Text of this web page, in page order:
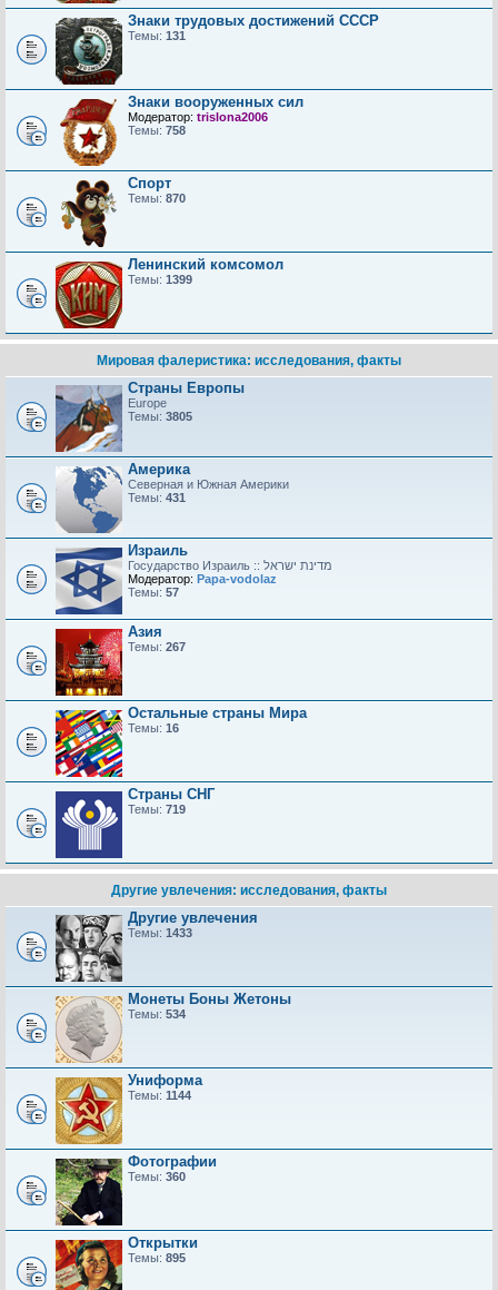
Знаки трудовых достижений CCCP
Темы: 131
Знаки вооруженных сил
Модератор: trislona2006
Темы: 758
Спорт
Темы: 870
Ленинский комсомол
Темы: 1399
Мировая фалеристика: исследования, факты
Страны Европы
Europe
Темы: 3805
Америка
Северная и Южная Америки
Темы: 431
Израиль
Модератор: Papa-vodolaz
Темы: 57
Азия
Темы: 267
Остальные страны Мира
Темы: 16
Страны СНГ
Темы: 719
Другие увлечения: исследования, факты
Другие увлечения
Темы: 1433
Монеты Боны Жетоны
Темы: 534
Униформа
Темы: 1144
Фотографии
Темы: 360
Открытки
Темы: 895